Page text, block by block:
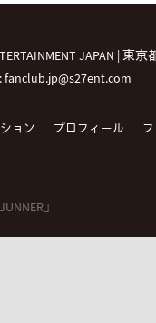
JAPAN | 東
fanclub.jp@s27ent.com
ョン プロフィール
」